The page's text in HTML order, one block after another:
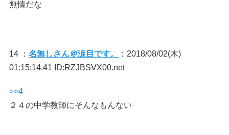
無情だな
14 ： 名無しさん＠涙目です。
：2018/08/02(木)
01:15:14.41 ID:RZJBSVX00.net
>>4
２４の中学教師にそんなもんない